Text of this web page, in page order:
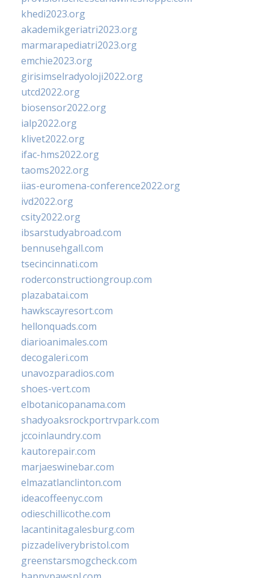
khedi2023.org
akademikgeriatri2023.org
marmarapediatri2023.org
emchie2023.org
girisimselradyoloji2022.org
utcd2022.org
biosensor2022.org
ialp2022.org
klivet2022.org
ifac-hms2022.org
taoms2022.org
iias-euromena-conference2022.org
ivd2022.org
csity2022.org
ibsarstudyabroad.com
bennusehgall.com
tsecincinnati.com
roderconstructiongroup.com
plazabatai.com
hawkscayresort.com
hellonquads.com
diarioanimales.com
decogaleri.com
unavozparadios.com
shoes-vert.com
elbotanicopanama.com
shadyoaksrockportrvpark.com
jccoinlaundry.com
kautorepair.com
marjaeswinebar.com
elmazatlanclinton.com
ideacoffeenyc.com
odieschillicothe.com
lacantinitagalesburg.com
pizzadeliverybristol.com
greenstarsmogcheck.com